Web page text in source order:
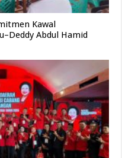
Kawal
Abdul Hamid